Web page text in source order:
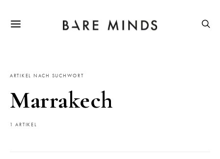
ARTIKEL NACH SUCHWORT
Marrakech
1 ARTIKEL